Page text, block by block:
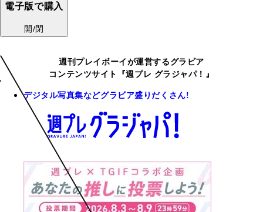
電子版で購入
開/閉
週刊プレイボーイが運営するグラビア
コンテンツサイト『週プレ グラジャパ！』
デジタル写真集などグラビア盛りだくさん!